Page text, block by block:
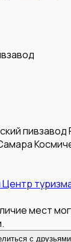
пивзавод
мест
с друзьями